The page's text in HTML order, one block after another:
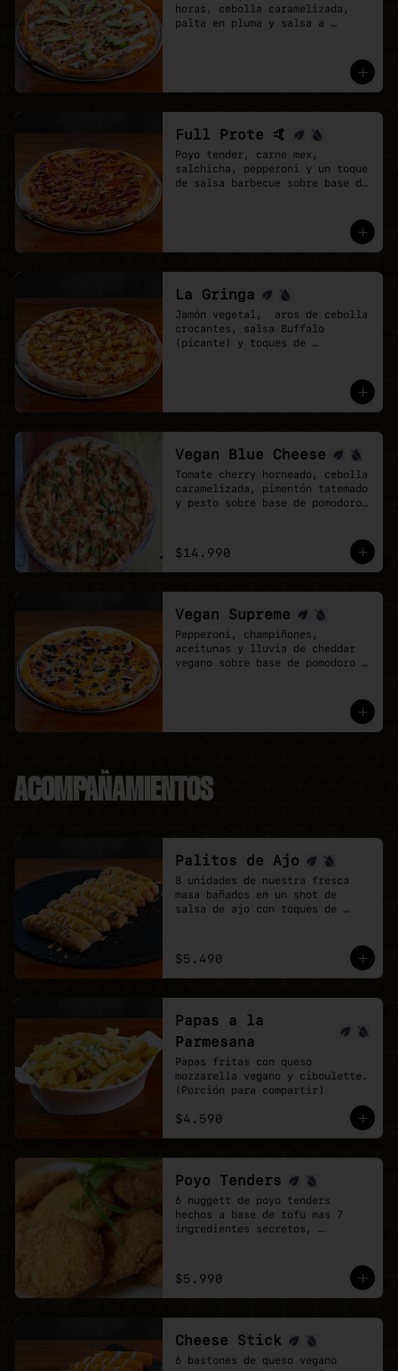
horas, cebolla caramelizada,
palta en pluma y salsa a
Full Prote 🤙
Poyo tender, carne mex,
salchicha, pepperoni y un toque
de salsa barbecue sobre base de
La Gringa
Jamón vegetal,  aros de cebolla
crocantes, salsa Buffalo
(picante) y toques de
Vegan Blue Cheese
Tomate cherry horneado, cebolla
caramelizada, pimentón tatemado
y pesto sobre base de pomodoro
$14.990
Vegan Supreme
Pepperoni, champiñones,
aceitunas y lluvia de cheddar
vegano sobre base de pomodoro y
ACOMPAÑAMIENTOS
Palitos de Ajo
8 unidades de nuestra fresca
masa bañados en un shot de
salsa de ajo con toques de
estos palitos son lo mas cerca
que estarás.
$5.490
Papas a la
Parmesana
Papas fritas con queso
mozzarella vegano y ciboulette.
(Porción para compartir)
$4.590
Poyo Tenders
6 nuggett de poyo tenders
hechos a base de tofu mas 7
ingredientes secretos,
extra.
$5.990
Cheese Stick
6 bastones de queso vegano